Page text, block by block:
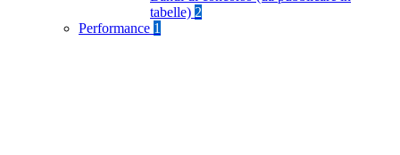
tabelle) 2
Performance 1